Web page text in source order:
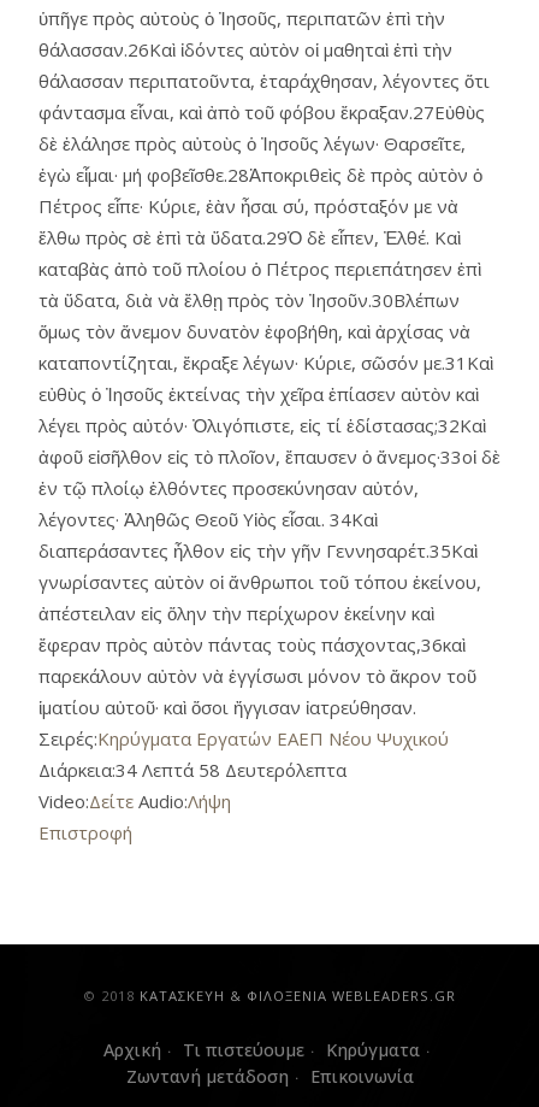
ὑπῆγε πρὸς αὐτοὺς ὁ Ἰησοῦς, περιπατῶν ἐπὶ τὴν
θάλασσαν.26Καὶ ἰδόντες αὐτὸν οἱ μαθηταὶ ἐπὶ τὴν
θάλασσαν περιπατοῦντα, ἐταράχθησαν, λέγοντες ὅτι
φάντασμα εἶναι, καὶ ἀπὸ τοῦ φόβου ἔκραξαν.27Εὐθὺς
δὲ ἐλάλησε πρὸς αὐτοὺς ὁ Ἰησοῦς λέγων· Θαρσεῖτε,
ἐγὼ εἶμαι· μή φοβεῖσθε.28Ἀποκριθεὶς δὲ πρὸς αὐτὸν ὁ
Πέτρος εἶπε· Κύριε, ἐὰν ἦσαι σύ, πρόσταξόν με νὰ
ἔλθω πρὸς σὲ ἐπὶ τὰ ὕδατα.29Ὁ δὲ εἶπεν, Ἐλθέ. Καὶ
καταβὰς ἀπὸ τοῦ πλοίου ὁ Πέτρος περιεπάτησεν ἐπὶ
τὰ ὕδατα, διὰ νὰ ἔλθῃ πρὸς τὸν Ἰησοῦν.30Βλέπων
ὅμως τὸν ἄνεμον δυνατὸν ἐφοβήθη, καὶ ἀρχίσας νὰ
καταποντίζηται, ἔκραξε λέγων· Κύριε, σῶσόν με.31Καὶ
εὐθὺς ὁ Ἰησοῦς ἐκτείνας τὴν χεῖρα ἐπίασεν αὐτὸν καὶ
λέγει πρὸς αὐτόν· Ὀλιγόπιστε, εἰς τί ἐδίστασας;32Καὶ
ἀφοῦ εἰσῆλθον εἰς τὸ πλοῖον, ἔπαυσεν ὁ ἄνεμος·33οἱ δὲ
ἐν τῷ πλοίῳ ἐλθόντες προσεκύνησαν αὐτόν,
λέγοντες· Ἀληθῶς Θεοῦ Υἱὸς εἶσαι. 34Καὶ
διαπεράσαντες ἦλθον εἰς τὴν γῆν Γεννησαρέτ.35Καὶ
γνωρίσαντες αὐτὸν οἱ ἄνθρωποι τοῦ τόπου ἐκείνου,
ἀπέστειλαν εἰς ὅλην τὴν περίχωρον ἐκείνην καὶ
ἔφεραν πρὸς αὐτὸν πάντας τοὺς πάσχοντας,36καὶ
παρεκάλουν αὐτὸν νὰ ἐγγίσωσι μόνον τὸ ἄκρον τοῦ
ἱματίου αὐτοῦ· καὶ ὅσοι ἤγγισαν ἰατρεύθησαν.
Σειρές:Κηρύγματα Εργατών ΕΑΕΠ Νέου Ψυχικού
Διάρκεια:34 Λεπτά 58 Δευτερόλεπτα
Video:Δείτε Audio:Λήψη
Επιστροφή
Αρχική Τι πιστεύουμε
Κηρύγματα
Ζωντανή μετάδοση
Επικοινωνία
© 2018 ΚAΤΑΣΚΕΥΗ & ΦΙΛΟΞΕΝΙΑ WEBLEADERS.GR